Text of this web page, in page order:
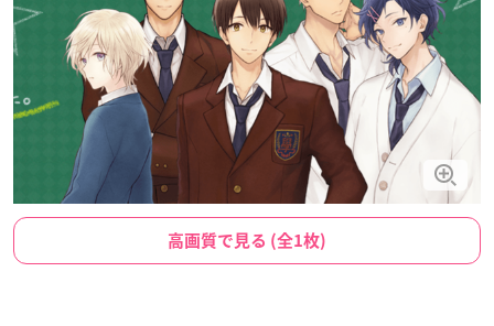
高画質で見る (全1枚)